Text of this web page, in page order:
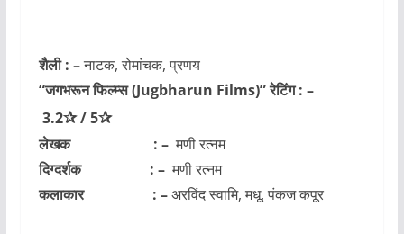
शैली : –नाटक, रोमांचक, प्रणय
“जगभरून फिल्म्स(Jugbharun Films)” रेटिंग : –
3.2✰/5✰
लेखक : – मणी रत्नम
दिग्दर्शक : –मणी रत्नम
कलाकार : –अरविंद स्वामि, मधू, पंकज कपूर